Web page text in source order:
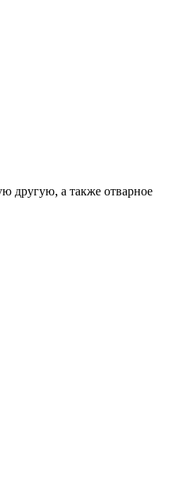
другую, а также отварное